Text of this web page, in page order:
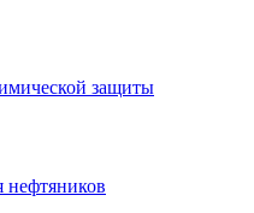
защиты
нефтяников